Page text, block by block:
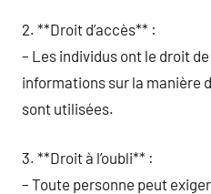
2. **Droit d’accès** :
– Les individus ont le droit
informations sur la manière
sont utilisées.
3. **Droit à l’oubli** :
– Toute personne peut